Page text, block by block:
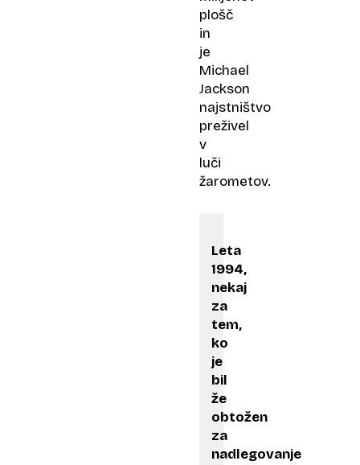
plošč
in
je
Michael
Jackson
najstništvo
preživel
v
luči
žarometov.
Leta
1994,
nekaj
za
tem,
ko
je
bil
že
obtožen
za
nadlegovanje